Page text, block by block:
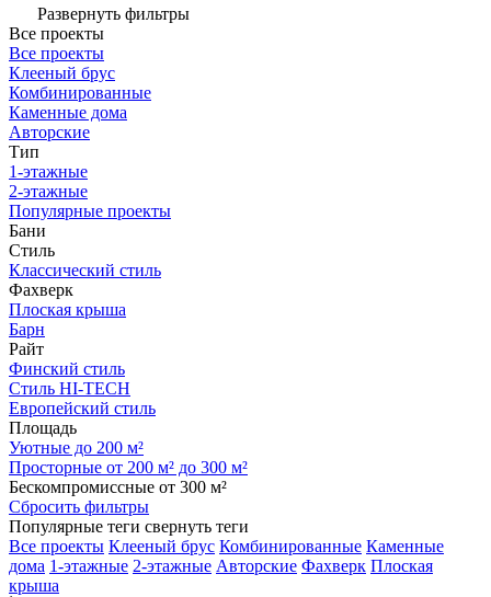
Развернуть фильтры
Все проекты
Все проекты
Клееный брус
Комбинированные
Каменные дома
Авторские
Тип
1-этажные
2-этажные
Популярные проекты
Бани
Стиль
Классический стиль
Фахверк
Плоская крыша
Барн
Райт
Финский стиль
Стиль HI-TECH
Европейский стиль
Площадь
Уютные до 200 м²
Просторные от 200 м² до 300 м²
Бескомпромиссные от 300 м²
Сбросить фильтры
Популярные теги свернуть теги
Все проекты Клееный брус Комбинированные Каменные
дома 1-этажные 2-этажные Авторские Фахверк Плоская
крыша